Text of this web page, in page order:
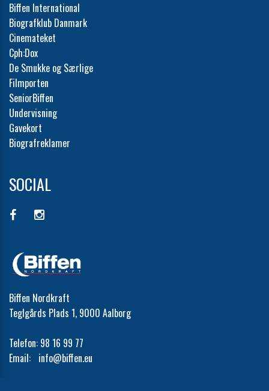
Biffen International
Biografklub Danmark
Cinemateket
Cph:Dox
De Smukke og Særlige
Filmporten
SeniorBiffen
Undervisning
Gavekort
Biografreklamer
SOCIAL
Biffen Nordkraft
Teglgårds Plads 1, 9000 Aalborg
Telefon: 98 16 99 77
Email: info@biffen.eu